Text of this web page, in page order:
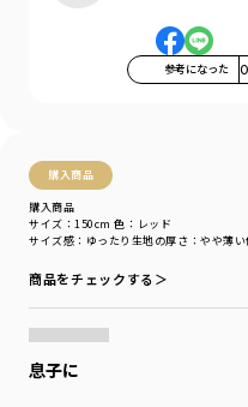
参考になった 0
購入商品
購入商品
サイズ感 ：ゆったり 生地の厚さ ：やや薄い
サイズ：150cm 色：レッド
商品をチェックする＞
息子に